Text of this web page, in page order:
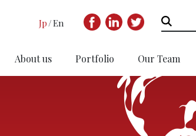
Jp En
About us Portfolio Our Team